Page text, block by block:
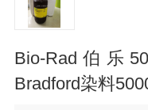
Bio-Rad伯乐
Bradford染料